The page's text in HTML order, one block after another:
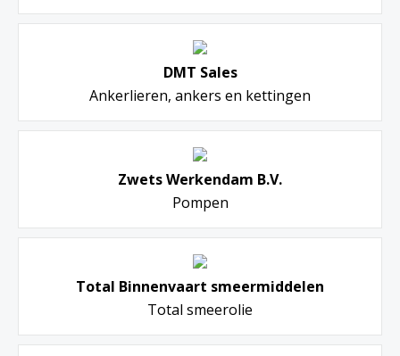
DMT Sales
Ankerlieren, ankers en kettingen
Zwets Werkendam B.V.
Pompen
Total Binnenvaart smeermiddelen
Total smeerolie